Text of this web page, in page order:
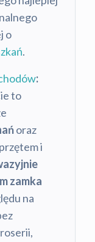
o
.
:
to
oraz
i
zamka
na